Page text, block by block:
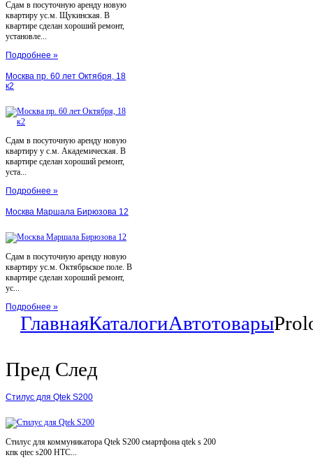
Сдам в посуточную аренду новую
квартиру ус.м. Щукинская. В
квартире сделан хороший ремонт,
установле...
Подробнее »
Москва пр. 60 лет Октября, 18
к2
Сдам в посуточную аренду новую
квартиру у с.м. Академическая. В
квартире сделан хороший ремонт,
уста...
Подробнее »
Москва Маршала Бирюзова 12
Сдам в посуточную аренду новую
квартиру ус.м. Октябрьское поле. В
квартире сделан хороший ремонт,
ус...
Подробнее »
ГлавнаяКаталогиАвтотовары
Пред След
Стилус для Qtek S200
Стилус для коммуникатора Qtek S200 смартфона qtek s 200
кпк qtec s200 HTC...